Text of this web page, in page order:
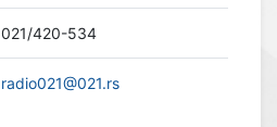
021/420-534
radio021@021.rs